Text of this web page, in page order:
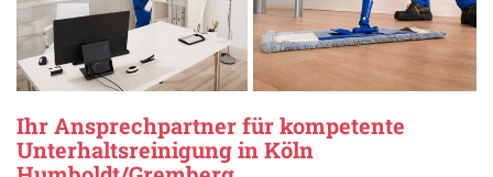
Ihr Ansprechpartner für kompetente
Unterhaltsreinigung in Köln